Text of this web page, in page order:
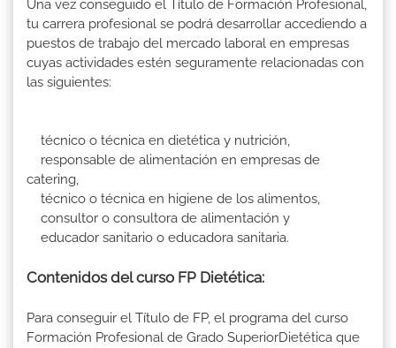
Una vez conseguido el Título de Formación Profesional,
tu carrera profesional se podrá desarrollar accediendo a
puestos de trabajo del mercado laboral en empresas
cuyas actividades estén seguramente relacionadas con
las siguientes:
técnico o técnica en dietética y nutrición,
responsable de alimentación en empresas de
catering,
técnico o técnica en higiene de los alimentos,
consultor o consultora de alimentación y
educador sanitario o educadora sanitaria.
Contenidos del curso FP Dietética:
Para conseguir el Título de FP, el programa del curso
Formación Profesional de Grado SuperiorDietética que